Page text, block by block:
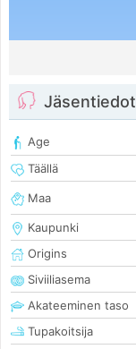
Jäsentiedot
Age
Täällä
Maa
Kaupunki
Origins
Siviiliasema
Akateeminen taso
Tupakoitsija